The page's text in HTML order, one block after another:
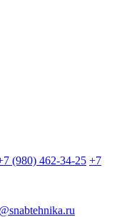
(980) 462-34-25 +7